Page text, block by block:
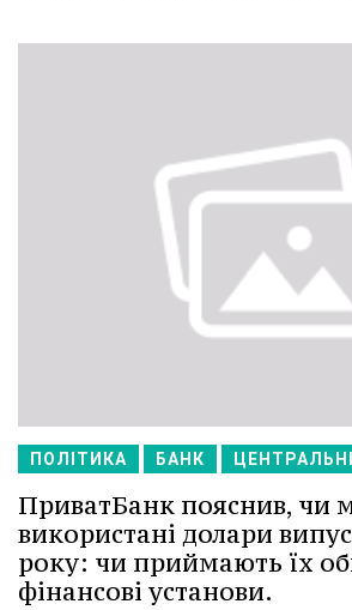
ПОЛІТИКА БАНК
ПриватБанк пояснив, чи
використані долари
року: чи приймають їх
фінансові установи.